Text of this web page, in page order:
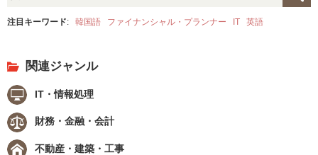
注目キーワード: 韓国語 ファイナンシャル・プランナー IT 英語
関連ジャンル
IT・情報処理
財務・金融・会計
不動産・建築・工事